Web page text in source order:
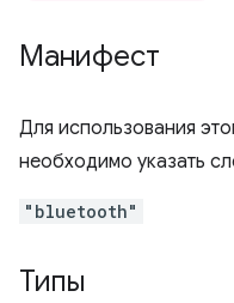
Манифест
Для использования
необходимо указать
"bluetooth"
Типы